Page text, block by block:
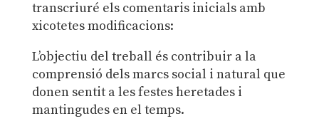
transcriuré els comentaris inicials amb
xicotetes modificacions:
L’objectiu del treball és contribuir a la
comprensió dels marcs social i natural que
donen sentit a les festes heretades i
mantingudes en el temps.